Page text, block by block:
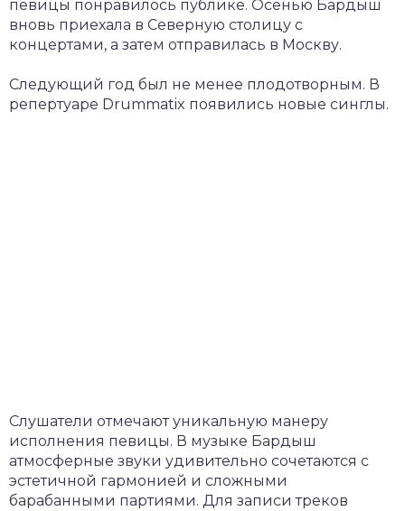
певицы понравилось публике. Осенью Бардыш
вновь приехала в Северную столицу с
концертами, а затем отправилась в Москву.
Следующий год был не менее плодотворным. В
репертуаре Drummatix появились новые синглы.
Слушатели отмечают уникальную манеру
исполнения певицы. В музыке Бардыш
атмосферные звуки удивительно сочетаются с
эстетичной гармонией и сложными
барабанными партиями. Для записи треков